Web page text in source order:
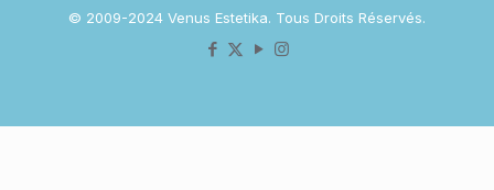
© 2009-2024 Venus Estetika. Tous Droits Réservés.